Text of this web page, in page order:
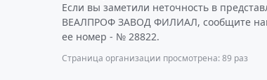
Если вы заметили неточность в
ВЕАЛПРОФ ЗАВОД ФИЛИАЛ, сообщите
ее номер - № 28822.
Страница организации просмотрена: 89 раз